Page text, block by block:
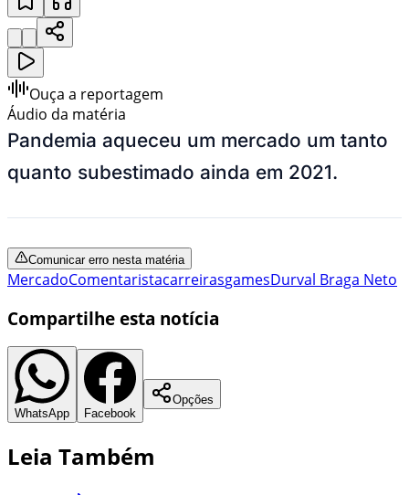
Ouça a reportagem
Áudio da matéria
Pandemia aqueceu um mercado um tanto
quanto subestimado ainda em 2021.
Comunicar erro nesta matéria
MercadoComentaristacarreirasgamesDurval Braga Neto
Compartilhe esta notícia
WhatsApp Facebook
Opções
Leia Também